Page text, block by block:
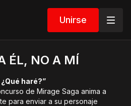
Unirse
ÉL, NO A MÍ
haré?”
de Mirage Saga anima a
para enviar a su personaje